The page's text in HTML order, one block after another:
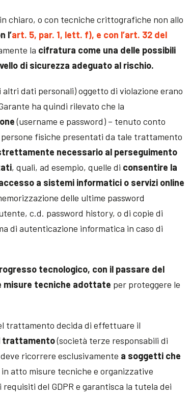
chiaro, o con tecniche crittografiche non allo
l’art. 5, par. 1, lett. f), e con l’art. 32 del
la cifratura come una delle possibili
di sicurezza adeguato al rischio.
altri dati personali) oggetto di violazione erano
ha quindi rilevato che la
(username e password) – tenuto conto
fisiche presentati da tale trattamento
necessario al perseguimento
, quali, ad esempio, quelle di consentire la
a sistemi informatici o servizi online
delle ultime password
c.d. password history, o di copie di
di autenticazione informatica in caso di
tecnologico, con il passare del
misure tecniche adottate per proteggere le
trattamento decida di effettuare il
trattamento(società terze responsabili di
ricorrere esclusivamente a soggetti che
atto misure tecniche e organizzative
del GDPR e garantisca la tutela dei